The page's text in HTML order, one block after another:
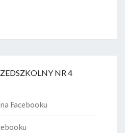
NR 4
Facebooku